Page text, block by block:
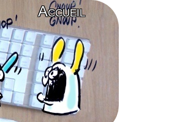
Accueil